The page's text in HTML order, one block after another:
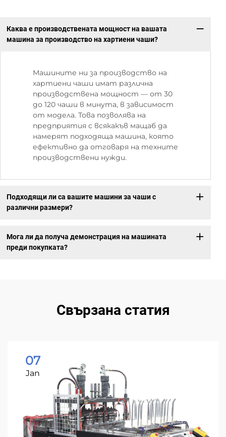
Каква е производствената мощност на вашата
машина за производство на хартиени чаши?
Машините ни за производство на
хартиени чаши имат различна
производствена мощност — от 30
до 120 чаши в минута, в зависимост
от модела. Това позволява на
предприятия с всякакъв мащаб да
намерят подходяща машина, която
ефективно да отговаря на техните
производствени нужди.
Подходящи ли са вашите машини за чаши с
различни размери?
Мога ли да получа демонстрация на машината
преди покупката?
Свързана статия
07
Jan